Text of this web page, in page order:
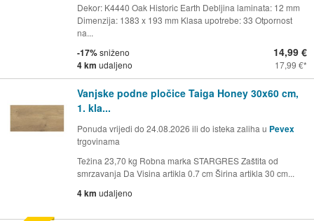
Dekor: K4440 Oak Historic Earth Debljina laminata: 12 mm
Dimenzija: 1383 x 193 mm Klasa upotrebe: 33 Otpornost
na...
-17%sniženo
4 km udaljeno
14,99 €
17,99 €
Vanjske podne pločice Taiga Honey 30x60 cm,
1. kla...
Ponuda vrijedi do 24.08.2026 ili do isteka zaliha u Pevex
trgovinama
Težina 23,70 kg Robna marka STARGRES Zaštita od
smrzavanja Da Visina artikla 0.7 cm Širina artikla 30 cm...
4 km udaljeno